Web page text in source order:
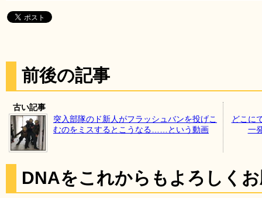
前後の記事
古い記事
突入部隊のド新人がフラッシュバンを投げこ
むのをミスするとこうなる……という動画
どこに
一
DNAをこれからもよろしく